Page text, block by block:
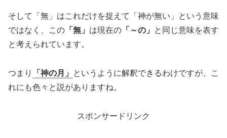
そして「無」はこれだけを捉えて「神が無い」という意味
ではなく、この 「無」 は現在の 「～の」
と同じ意味を表す
と考えられています。
つまり 「神の月」
というように解釈できるわけですが、こ
れにも色々と説がありますね。
スポンサードリンク